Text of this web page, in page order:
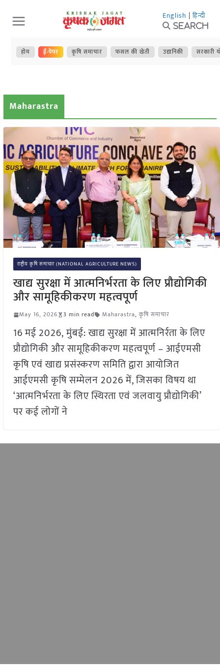
Skip
to
content
English | हिन्दी
Search
होम ई-पेपर कृषि समाचार फसल की खेती उद्यानिकी सरकारी
Maharastra
राष्ट्रीय कृषि समाचार (NATIONAL AGRICULTURE NEWS)
खाद्य सुरक्षा में आत्मनिर्भरता के लिए प्रौद्योगिकी
और सामूहिकीकरण महत्वपूर्ण
May 16, 2026 3 min read Maharastra, कृषि समाचार
16 मई 2026, मुंबई: खाद्य सुरक्षा में आत्मनिर्रता के लिए
प्रौद्योगिकी और सामूहिकीकरण महत्वपूर्ण – आईएमसी
कृषि एवं खाद्य प्रसंस्करण समिति द्वारा आयोजित
आईएमसी कृषि सम्मेलन 2026 में, जिसका विषय था
‘आत्मनिर्भरता के लिए स्थिरता एवं जलवायु प्रौद्योगिकी’
पर कई लोगों ने